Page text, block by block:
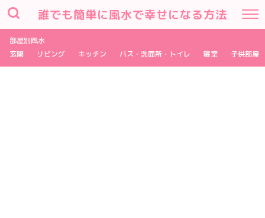
誰でも簡単に風水で幸せになる方法
部屋別風水
玄関
リビング キッチン バス・洗面所・トイレ 寝室 子供部屋